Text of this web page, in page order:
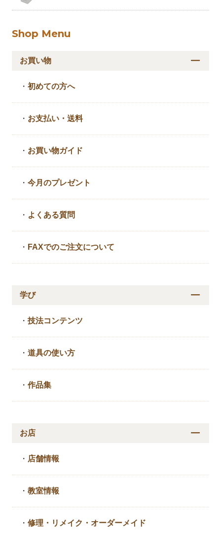
Shop Menu
お買い物
・初めての方へ
・ お支払い・送料
・ お買い物ガイド
・今月のプレゼント
・ よくある質問
・ FAXでのご注文について
学び
・技法コンテンツ
・道具の使い方
・作品集
お店
・ 店舗情報
・教室情報
・修理・リメイク・ オーダーメイド